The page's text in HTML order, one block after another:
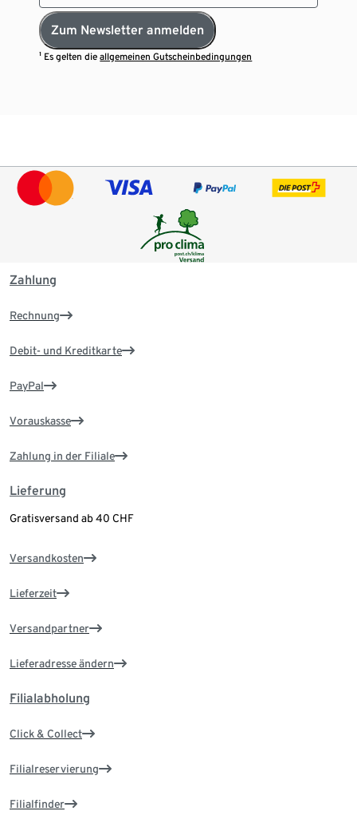
Zum Newsletter anmelden
¹ Es gelten dieallgemeinen Gutscheinbedingungen
Zahlung
Rechnung
Debit- und Kreditkarte
PayPal
Vorauskasse
Zahlung in der Filiale
Lieferung
Gratisversand ab 40 CHF
Versandkosten
Lieferzeit
Versandpartner
Lieferadresse ändern
Filialabholung
Click & Collect
Filialreservierung
Filialfinder